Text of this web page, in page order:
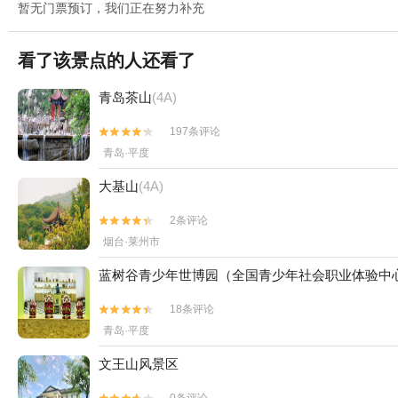
暂无门票预订，我们正在努力补充
看了该景点的人还看了
青岛茶山(4A)


197条评论
青岛·平度
大基山(4A)


2条评论
烟台·莱州市
蓝树谷青少年世博园（全国青少年社会职业体验中


18条评论
青岛·平度
文王山风景区